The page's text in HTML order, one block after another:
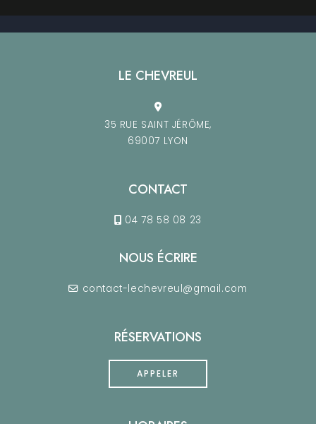
LE CHEVREUL
35 RUE SAINT JÉRÔME,
69007 LYON
CONTACT
04 78 58 08 23
NOUS ÉCRIRE
contact-lechevreul@gmail.com
RÉSERVATIONS
APPELER